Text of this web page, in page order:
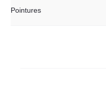
Pointures